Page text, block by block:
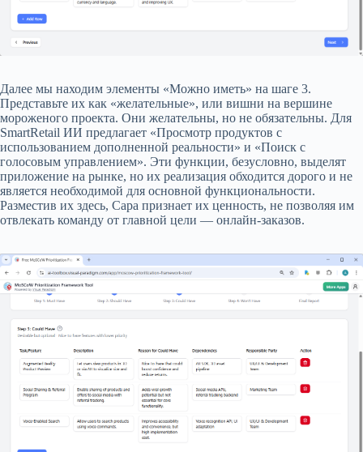
Далее мы находим элементы «Можно иметь» на шаге 3.
Представьте их как «желательные», или вишни на вершине
мороженого проекта. Они желательны, но не обязательны. Для
SmartRetail ИИ предлагает «Просмотр продуктов с
использованием дополненной реальности» и «Поиск с
голосовым управлением». Эти функции, безусловно, выделят
приложение на рынке, но их реализация обходится дорого и не
является необходимой для основной функциональности.
Разместив их здесь, Сара признает их ценность, не позволяя им
отвлекать команду от главной цели — онлайн-заказов.